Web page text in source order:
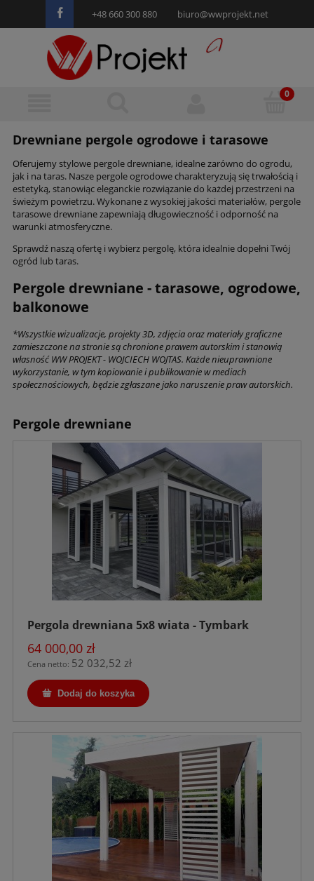
+48 660 300 880 biuro@wwprojekt.net
Drewniane pergole ogrodowe i tarasowe
Oferujemy stylowe pergole drewniane, idealne zarówno do ogrodu,
jak i na taras. Nasze pergole ogrodowe charakteryzują się trwałością i
estetyką, stanowiąc eleganckie rozwiązanie do każdej przestrzeni na
świeżym powietrzu. Wykonane z wysokiej jakości materiałów, pergole
tarasowe drewniane zapewniają długowieczność i odporność na
warunki atmosferyczne.
Sprawdź naszą ofertę i wybierz pergolę, która idealnie dopełni Twój
ogród lub taras.
Pergole drewniane - tarasowe, ogrodowe,
balkonowe
*Wszystkie wizualizacje, projekty 3D, zdjęcia oraz materiały graficzne
zamieszczone na stronie są chronione prawem autorskim i stanowią
własność WW PROJEKT - WOJCIECH WOJTAS. Każde nieuprawnione
wykorzystanie, w tym kopiowanie i publikowanie w mediach
społecznościowych, będzie zgłaszane jako naruszenie praw autorskich.
Pergole drewniane
Pergola drewniana 5x8 wiata - Tymbark
64 000,00 zł
Cena netto: 52 032,52 zł
Dodaj do koszyka